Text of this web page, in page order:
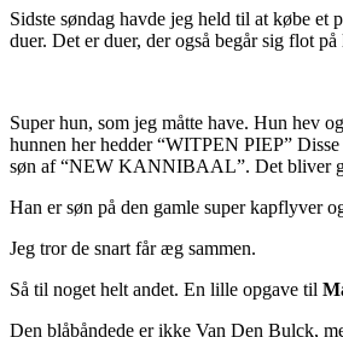
Sidste søndag havde jeg held til at købe
duer. Det er duer, der også begår sig flot
Super hun, som jeg måtte have. Hun hev
hunnen her hedder “WITPEN PIEP”
søn af “NEW KANNIBAAL”. Det bliver
Han er søn på den gamle super kapflyver
Jeg tror de snart får æg sammen.
Så til noget helt andet. En lille opgave til
Den blåbåndede er ikke Van Den Bulck,